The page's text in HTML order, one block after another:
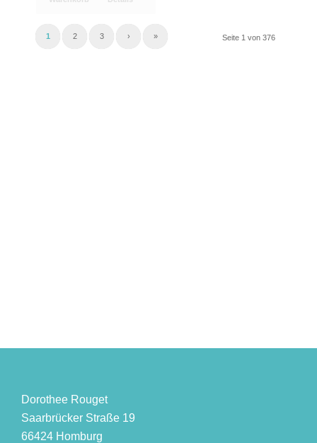
Seite 1 von 376
1 2 3 › »
Dorothee Rouget
Saarbrücker Straße 19
66424 Homburg